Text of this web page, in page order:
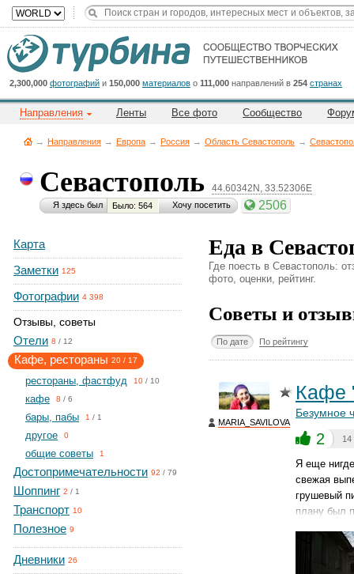
2,300,000 фотографий и 150,000 материалов о 111,000 направлений в 254 странах
Направления Ленты Все фото Сообщество
→ Направления → Европа → Россия → Область Севастополь →
Севастополь 44.60342N, 33.52306E
Я здесь был Было: 564 Хочу посетить 2506
Карта
Заметки 125
Фотографии 4 398
Отзывы, советы
Отели 8 / 12
Кафе, рестораны 20 / 17
рестораны, фастфуд 10 / 10
кафе 8 / 6
бары, пабы 1 / 1
другое 0
общие советы 1
Достопримечательности 92 / 79
Шоппинг 2 / 1
Транспорт 10
Полезное 9
Дневники 26
Еда в
Где поесть в Севастополь:
фото, оценки, рейтинг.
Советы и
По дате По рейтингу
MARIA_SAVILOVA
Кафе
Безумное
2 14
Я еще
свежая
грушевый
плану был
Cейчас
на
сайте:
Title
Button